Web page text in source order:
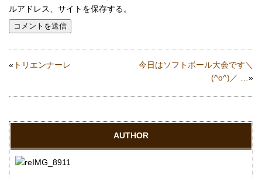
ルアドレス、サイトを保存する。
« トリエンナーレ
今日はソフトボール大会です＼
(^o^)／ … »
AUTHOR